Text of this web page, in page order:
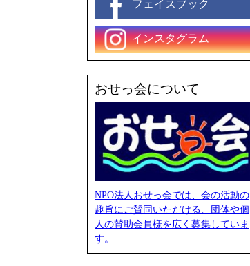
フェイスブック
インスタグラム
おせっ会について
NPO法人おせっ会では、会の活動の
趣旨にご賛同いただける、団体や個
人の賛助会員様を広く募集していま
す。